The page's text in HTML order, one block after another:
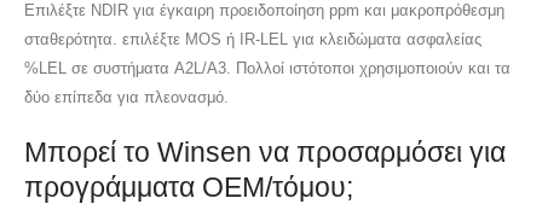
Επιλέξτε NDIR για έγκαιρη προειδοποίηση ppm και μακροπρόθεσμη
σταθερότητα. επιλέξτε MOS ή IR-LEL για κλειδώματα ασφαλείας
%LEL σε συστήματα A2L/A3. Πολλοί ιστότοποι χρησιμοποιούν και τα
δύο επίπεδα για πλεονασμό.
Μπορεί το Winsen να προσαρμόσει για
προγράμματα OEM/τόμου;